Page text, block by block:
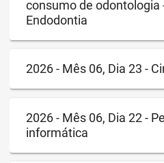
consumo de odontologia
Endodontia
2026 - Mês 06, Dia 23 -
2026 - Mês 06, Dia 22 -
informática